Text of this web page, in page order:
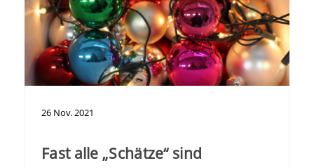
26 Nov.2021
Fast alle „Schätze“ sind